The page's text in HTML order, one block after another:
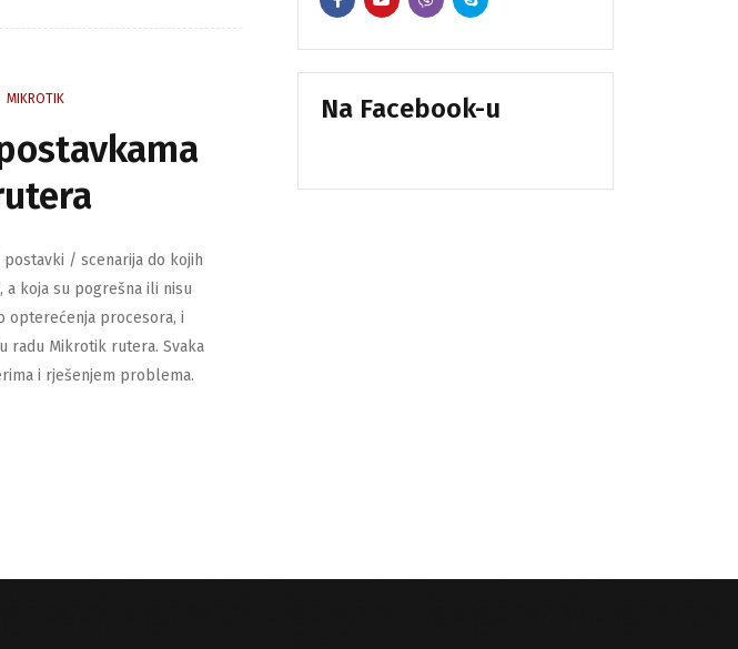
MIKROTIK
/ scenarija do kojih
a koja su pogrešna ili nisu
opterećenja procesora, i
radu Mikrotik rutera. Svaka
i rješenjem problema.
Na Facebook-u